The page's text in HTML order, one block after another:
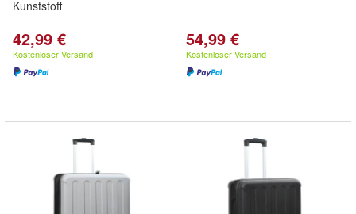
Kunststoff
42,99 €
Kostenloser Versand
54,99 €
Kostenloser Versand